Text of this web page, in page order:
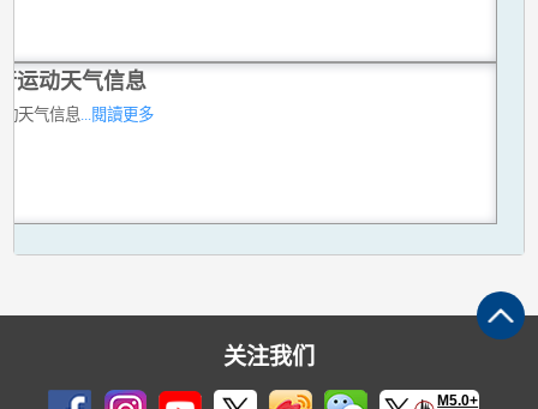
运动天气信息
天气信息...閱讀更多
关注我们
M5.0+